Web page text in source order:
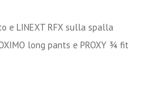
e LINEXT RFX sulla spalla
long pants e PROXY ¾ fit